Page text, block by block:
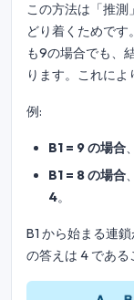
この方法は「推測
どり着くためです
も9の場合でも、
ります。これによ
例:
B1 = 9 の場合、
B1 = 8 の場合
4。
B1 から始まる連
の答えは 4 である